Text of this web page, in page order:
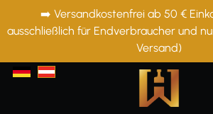
springen
➡️ Versandkostenfrei ab 50 €
ausschließlich für Endverbraucher und
Versand)